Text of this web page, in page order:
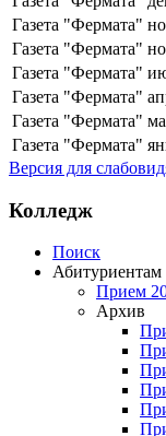
Газета "Фермата"
Газета "Фермата"
Газета "Фермата"
Газета "Фермата"
Газета "Фермата"
Газета "Фермата"
Версия для
Колледж
Поиск
Абитуриентам
Прием
Архив